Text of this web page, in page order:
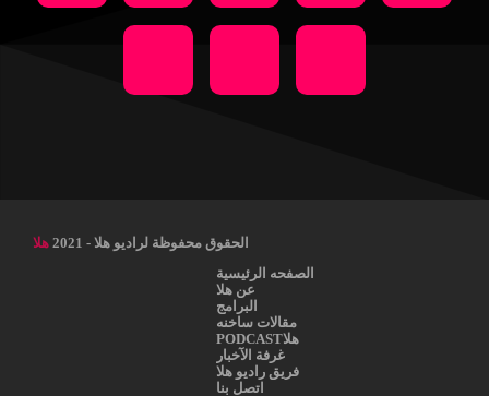
الحقوق محفوظة لراديو هلا - 2021
هلا
الصفحه الرئيسية
عن هلا
البرامج
مقالات ساخنه
هلاPODCAST
غرفة الآخبار
فريق راديو هلا
اتصل بنا